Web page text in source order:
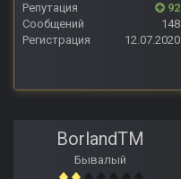
Репутация
92
Сообщений
148
Регистрация
12.07.2020
BorlandTM
Бывалый